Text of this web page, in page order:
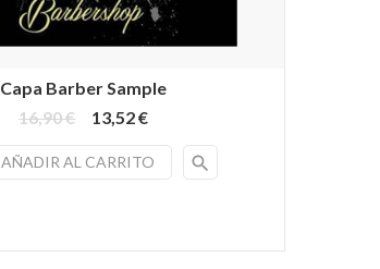
Capa Barber Sample
16,90 €
13,52 €
AÑADIR AL CARRITO search